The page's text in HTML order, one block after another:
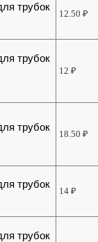
трубок
12.50₽
трубок
12₽
трубок
18.50₽
трубок
14₽
трубок